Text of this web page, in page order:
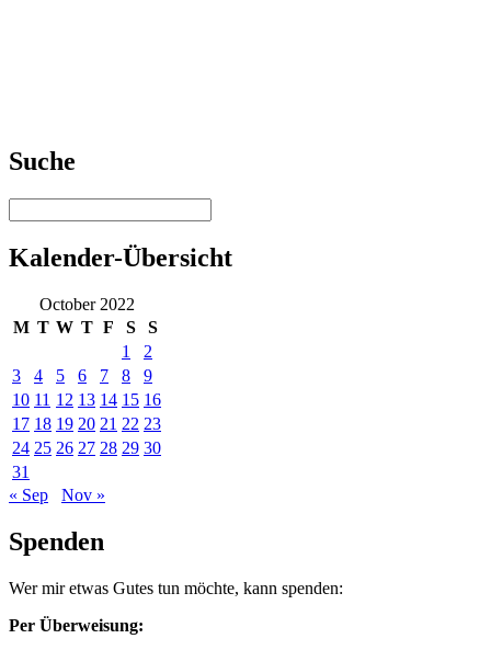
Suche
Kalender-Übersicht
October 2022
M T W T F S
S
1
2
3
4 5 6 7 8
9
10 11 12 13 14 15 16
17 18 19 20 21 22 23
24 25 26 27 28 29 30
31
« Sep
Nov »
Spenden
Wer mir etwas Gutes tun möchte, kann spenden:
Per Überweisung: